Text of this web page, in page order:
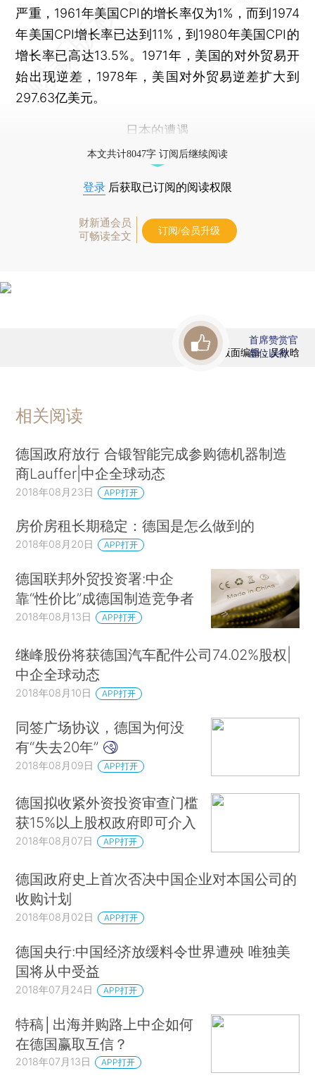
严重，1961年美国CPI的增长率仅为1%，而到1974
年美国CPI增长率已达到11%，到1980年美国CPI的
增长率已高达13.5%。1971年，美国的对外贸易开
始出现逆差，1978年，美国对外贸易逆差扩大到
297.63亿美元。
日本的遭遇
本文共计8047字 订阅后继续阅读
登录 后获取已订阅的阅读权限
财新通会员
可畅读全文
订阅/会员升级
版面编辑：吴秋晗
首席赞赏官
虚位以待
相关阅读
德国政府放行 合锻智能完成参购德机器制造
商Lauffer|中企全球动态
2018年08月23日 APP打开
房价房租长期稳定：德国是怎么做到的
2018年08月20日 APP打开
德国联邦外贸投资署:中企
靠“性价比”成德国制造竞争者
2018年08月13日 APP打开
继峰股份将获德国汽车配件公司74.02%股权|
中企全球动态
2018年08月10日 APP打开
同签广场协议，德国为何没
有“失去20年”
2018年08月09日 APP打开
德国拟收紧外资投资审查门槛
获15%以上股权政府即可介入
2018年08月07日 APP打开
德国政府史上首次否决中国企业对本国公司的
收购计划
2018年08月02日 APP打开
德国央行:中国经济放缓料令世界遭殃 唯独美
国将从中受益
2018年07月24日 APP打开
特稿│出海并购路上中企如何
在德国赢取互信？
2018年07月13日 APP打开